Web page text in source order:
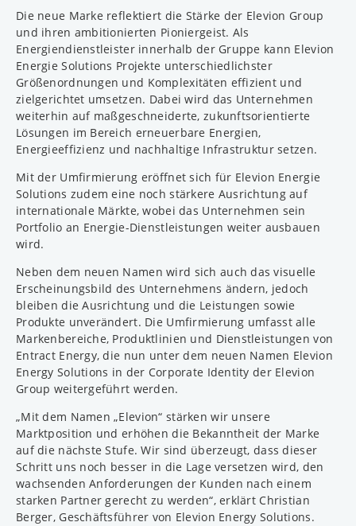
Die neue Marke reflektiert die Stärke der Elevion Group
und ihren ambitionierten Pioniergeist. Als
Energiendienstleister innerhalb der Gruppe kann Elevion
Energie Solutions Projekte unterschiedlichster
Größenordnungen und Komplexitäten effizient und
zielgerichtet umsetzen. Dabei wird das Unternehmen
weiterhin auf maßgeschneiderte, zukunftsorientierte
Lösungen im Bereich erneuerbare Energien,
Energieeffizienz und nachhaltige Infrastruktur setzen.
Mit der Umfirmierung eröffnet sich für Elevion Energie
Solutions zudem eine noch stärkere Ausrichtung auf
internationale Märkte, wobei das Unternehmen sein
Portfolio an Energie-Dienstleistungen weiter ausbauen
wird.
Neben dem neuen Namen wird sich auch das visuelle
Erscheinungsbild des Unternehmens ändern, jedoch
bleiben die Ausrichtung und die Leistungen sowie
Produkte unverändert. Die Umfirmierung umfasst alle
Markenbereiche, Produktlinien und Dienstleistungen von
Entract Energy, die nun unter dem neuen Namen Elevion
Energy Solutions in der Corporate Identity der Elevion
Group weitergeführt werden.
„Mit dem Namen „Elevion“ stärken wir unsere
Marktposition und erhöhen die Bekanntheit der Marke
auf die nächste Stufe. Wir sind überzeugt, dass dieser
Schritt uns noch besser in die Lage versetzen wird, den
wachsenden Anforderungen der Kunden nach einem
starken Partner gerecht zu werden“, erklärt Christian
Berger, Geschäftsführer von Elevion Energy Solutions.